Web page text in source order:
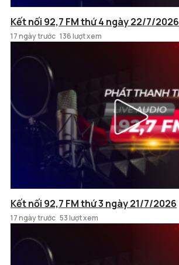
Kết nối 92,7 FM thứ 4 ngày 22/7/2026
17 ngày trước 136 lượt xem
Kết nối 92,7 FM thứ 3 ngày 21/7/2026
17 ngày trước 53 lượt xem